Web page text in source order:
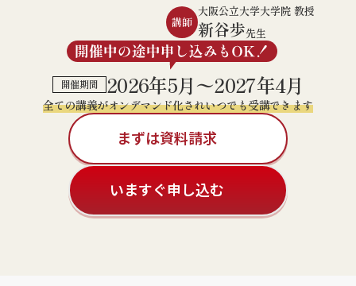
講師
大阪公立大学大学院 教授
新谷歩先生
開催期間 2026年5月〜2027年4月
全ての講義がオンデマンド化されいつでも受講できます
まずは資料請求
いますぐ申し込む